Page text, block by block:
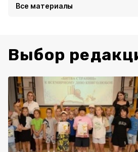
Все материалы
Выбор